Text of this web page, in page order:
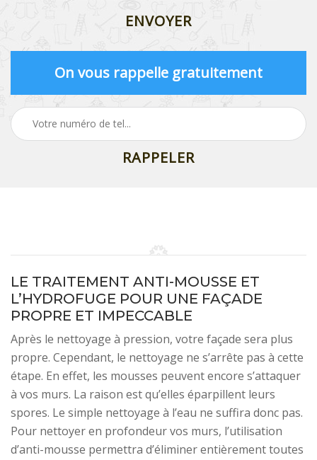
On vous rappelle gratuitement
LE TRAITEMENT ANTI-MOUSSE ET
L’HYDROFUGE POUR UNE FAÇADE
PROPRE ET IMPECCABLE
Après le nettoyage à pression, votre façade sera plus
propre. Cependant, le nettoyage ne s’arrête pas à cette
étape. En effet, les mousses peuvent encore s’attaquer
à vos murs. La raison est qu’elles éparpillent leurs
spores. Le simple nettoyage à l’eau ne suffira donc pas.
Pour nettoyer en profondeur vos murs, l’utilisation
d’anti-mousse permettra d’éliminer entièrement toutes